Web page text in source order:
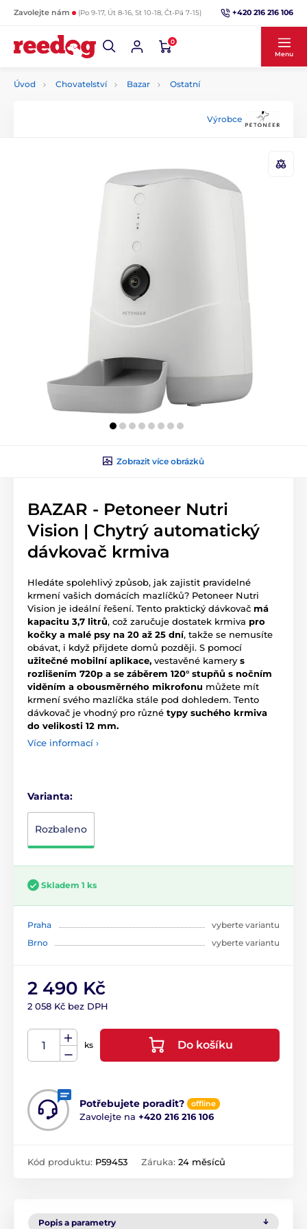
Zavolejte nám (Po 9-17, Út 8-16, St 10-18, Čt-Pá 7-15) +420 216 216 106
0
Menu
Úvod Chovatelství Bazar Ostatní
Výrobce
Zobrazit více obrázků
BAZAR - Petoneer Nutri
Vision | Chytrý automatický
dávkovač krmiva
Hledáte spolehlivý způsob, jak zajistit pravidelné
krmení vašich domácích mazlíčků? Petoneer Nutri
Vision je ideální řešení. Tento praktický dávkovač má
kapacitu 3,7 litrů, což zaručuje dostatek krmiva pro
kočky a malé psy na 20 až 25 dní, takže se nemusíte
obávat, i když přijdete domů později. S pomocí
užitečné mobilní aplikace, vestavěné kamery s
rozlišením 720p a se záběrem 120° stupňů s nočním
viděním a obousměrného mikrofonu můžete mít
krmení svého mazlíčka stále pod dohledem. Tento
dávkovač je vhodný pro různé typy suchého krmiva
do velikosti 12 mm.
Více informací ›
Varianta:
Rozbaleno
Skladem 1 ks
Praha
vyberte variantu
Brno
vyberte variantu
2 490 Kč
2 058 Kč bez DPH
ks Do košíku
Potřebujete poradit? offline
Zavolejte na +420 216 216 106
Kód produktu: P59453 Záruka: 24 měsíců
Popis a parametry